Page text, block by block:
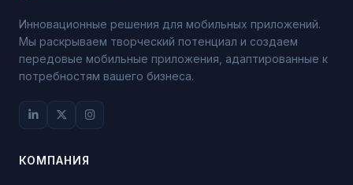
Инновационные решения для мобильных приложений.
Мы раскрываем творческий потенциал и создаем
передовые мобильные приложения, адаптированные к
потребностям вашего бизнеса.
КОМПАНИЯ